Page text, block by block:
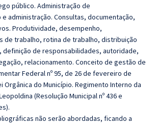
público. Administração de
administração. Consultas, documentação,
Produtividade, desempenho,
de trabalho, rotina de trabalho, distribuição
definição de responsabilidades, autoridade,
relacionamento. Conceito de gestão de
Federal nº 95, de 26 de fevereiro de
Orgânica do Município. Regimento Interno da
(Resolução Municipal nº 436 e
não serão abordadas, ficando a